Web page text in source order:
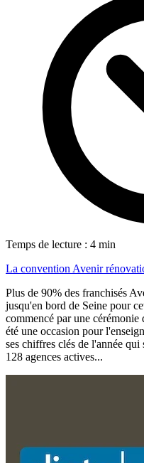
Temps de lecture : 4 min
La convention Avenir
Plus de 90% des franchisés
jusqu'en bord de Seine pour
commencé par une cérémonie
été une occasion pour
ses chiffres clés de l'année
128 agences actives...